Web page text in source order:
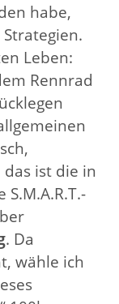
habe,
Leben:
Rennrad
ist die in
. Da
wähle ich